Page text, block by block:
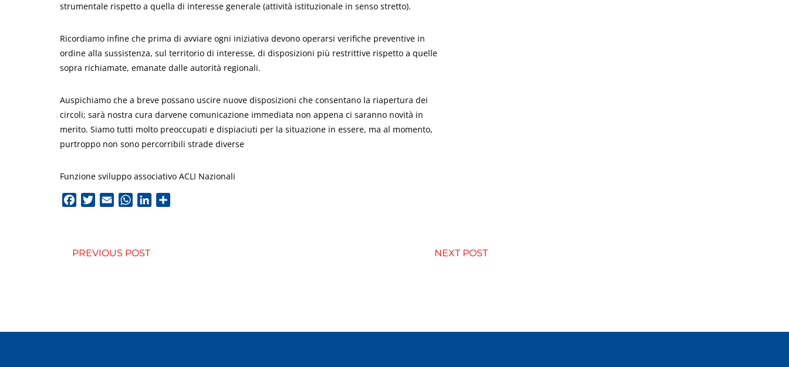
strumentale rispetto a quella di interesse generale (attività istituzionale in senso stretto).
Ricordiamo infine che prima di avviare ogni iniziativa devono operarsi verifiche preventive in
ordine alla sussistenza, sul territorio di interesse, di disposizioni più restrittive rispetto a quelle
sopra richiamate, emanate dalle autorità regionali.
Auspichiamo che a breve possano uscire nuove disposizioni che consentano la riapertura dei
circoli; sarà nostra cura darvene comunicazione immediata non appena ci saranno novità in
merito. Siamo tutti molto preoccupati e dispiaciuti per la situazione in essere, ma al momento,
purtroppo non sono percorribili strade diverse
Funzione sviluppo associativo ACLI Nazionali
FacebookTwitterEmail WhatsApp
LinkedIn
PREVIOUS POST NEXT POST